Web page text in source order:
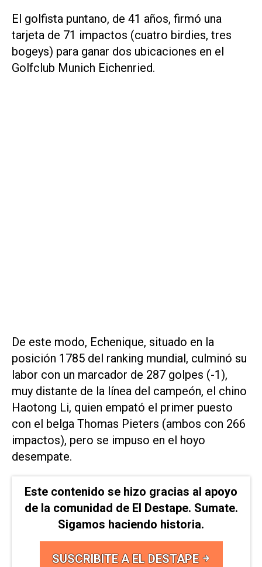
El golfista puntano, de 41 años, firmó una
tarjeta de 71 impactos (cuatro birdies, tres
bogeys) para ganar dos ubicaciones en el
Golfclub Munich Eichenried.
De este modo, Echenique, situado en la
posición 1785 del ranking mundial, culminó su
labor con un marcador de 287 golpes (-1),
muy distante de la línea del campeón, el chino
Haotong Li, quien empató el primer puesto
con el belga Thomas Pieters (ambos con 266
impactos), pero se impuso en el hoyo
desempate.
Este contenido se hizo gracias al apoyo
de la comunidad de El Destape. Sumate.
Sigamos haciendo historia.
SUSCRIBITE A EL DESTAPE